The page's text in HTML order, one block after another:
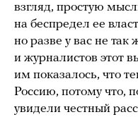
взгляд, простую
на беспредел ее
но разве у вас не
и журналистов этот
им показалось, что
Россию, потому что,
увидели честный